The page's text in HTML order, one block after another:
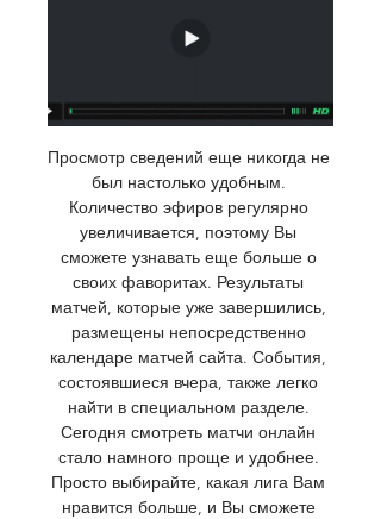
Просмотр сведений еще никогда не
был настолько удобным.
Количество эфиров регулярно
увеличивается, поэтому Вы
сможете узнавать еще больше о
своих фаворитах. Результаты
матчей, которые уже завершились,
размещены непосредственно
календаре матчей сайта. События,
состоявшиеся вчера, также легко
найти в специальном разделе.
Сегодня смотреть матчи онлайн
стало намного проще и удобнее.
Просто выбирайте, какая лига Вам
нравится больше, и Вы сможете